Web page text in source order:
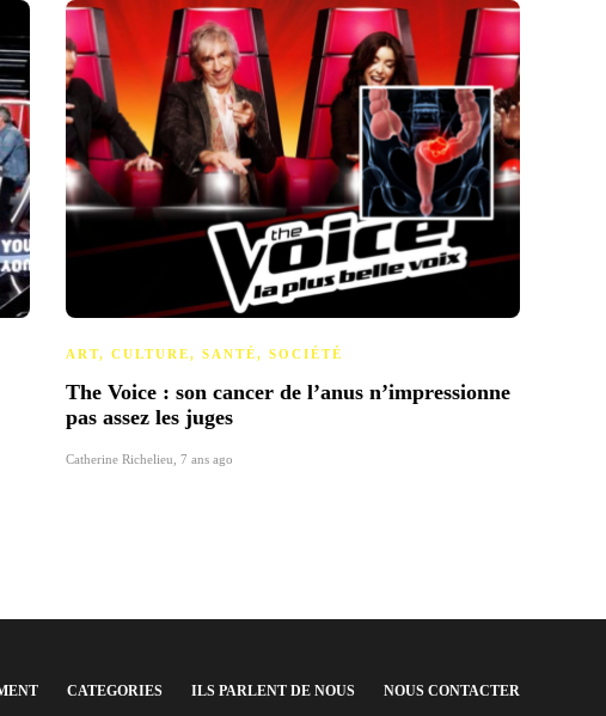
ART, CULTURE, SANTÉ, SOCIÉTÉ
The Voice : son cancer de l’anus n’impressionne
pas assez les juges
Catherine Richelieu 7 ans ago
CATEGORIES ILS PARLENT DE NOUS NOUS CONTACTER